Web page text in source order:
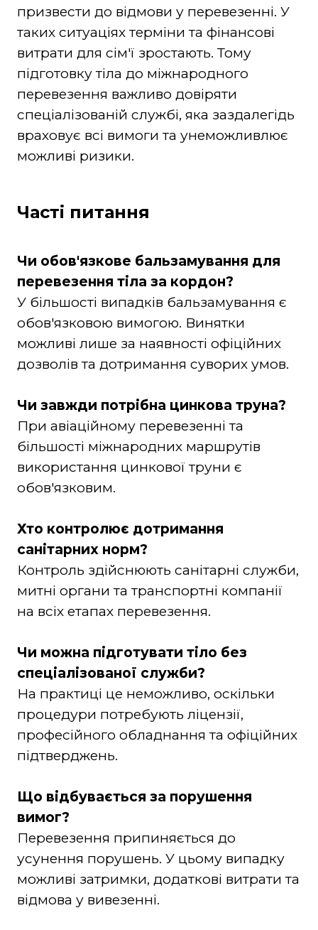
призвести до відмови у перевезенні. У
таких ситуаціях терміни та фінансові
витрати для сім'ї зростають. Тому
підготовку тіла до міжнародного
перевезення важливо довіряти
спеціалізованій службі, яка заздалегідь
враховує всі вимоги та унеможливлює
можливі ризики.
Часті питання
Чи обов'язкове бальзамування для
перевезення тіла за кордон?
У більшості випадків бальзамування є
обов'язковою вимогою. Винятки
можливі лише за наявності офіційних
дозволів та дотримання суворих умов.
Чи завжди потрібна цинкова труна?
При авіаційному перевезенні та
більшості міжнародних маршрутів
використання цинкової труни є
обов'язковим.
Хто контролює дотримання
санітарних норм?
Контроль здійснюють санітарні служби,
митні органи та транспортні компанії
на всіх етапах перевезення.
Чи можна підготувати тіло без
спеціалізованої служби?
На практиці це неможливо, оскільки
процедури потребують ліцензії,
професійного обладнання та офіційних
підтверджень.
Що відбувається за порушення
вимог?
Перевезення припиняється до
усунення порушень. У цьому випадку
можливі затримки, додаткові витрати та
відмова у вивезенні.